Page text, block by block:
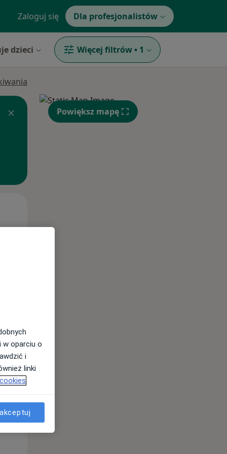
Zaloguj się Dla profesjonalistów
dzieci Więcej filtrów • 1
Pon,
Powiększ mapę
w oparciu o
i
linki